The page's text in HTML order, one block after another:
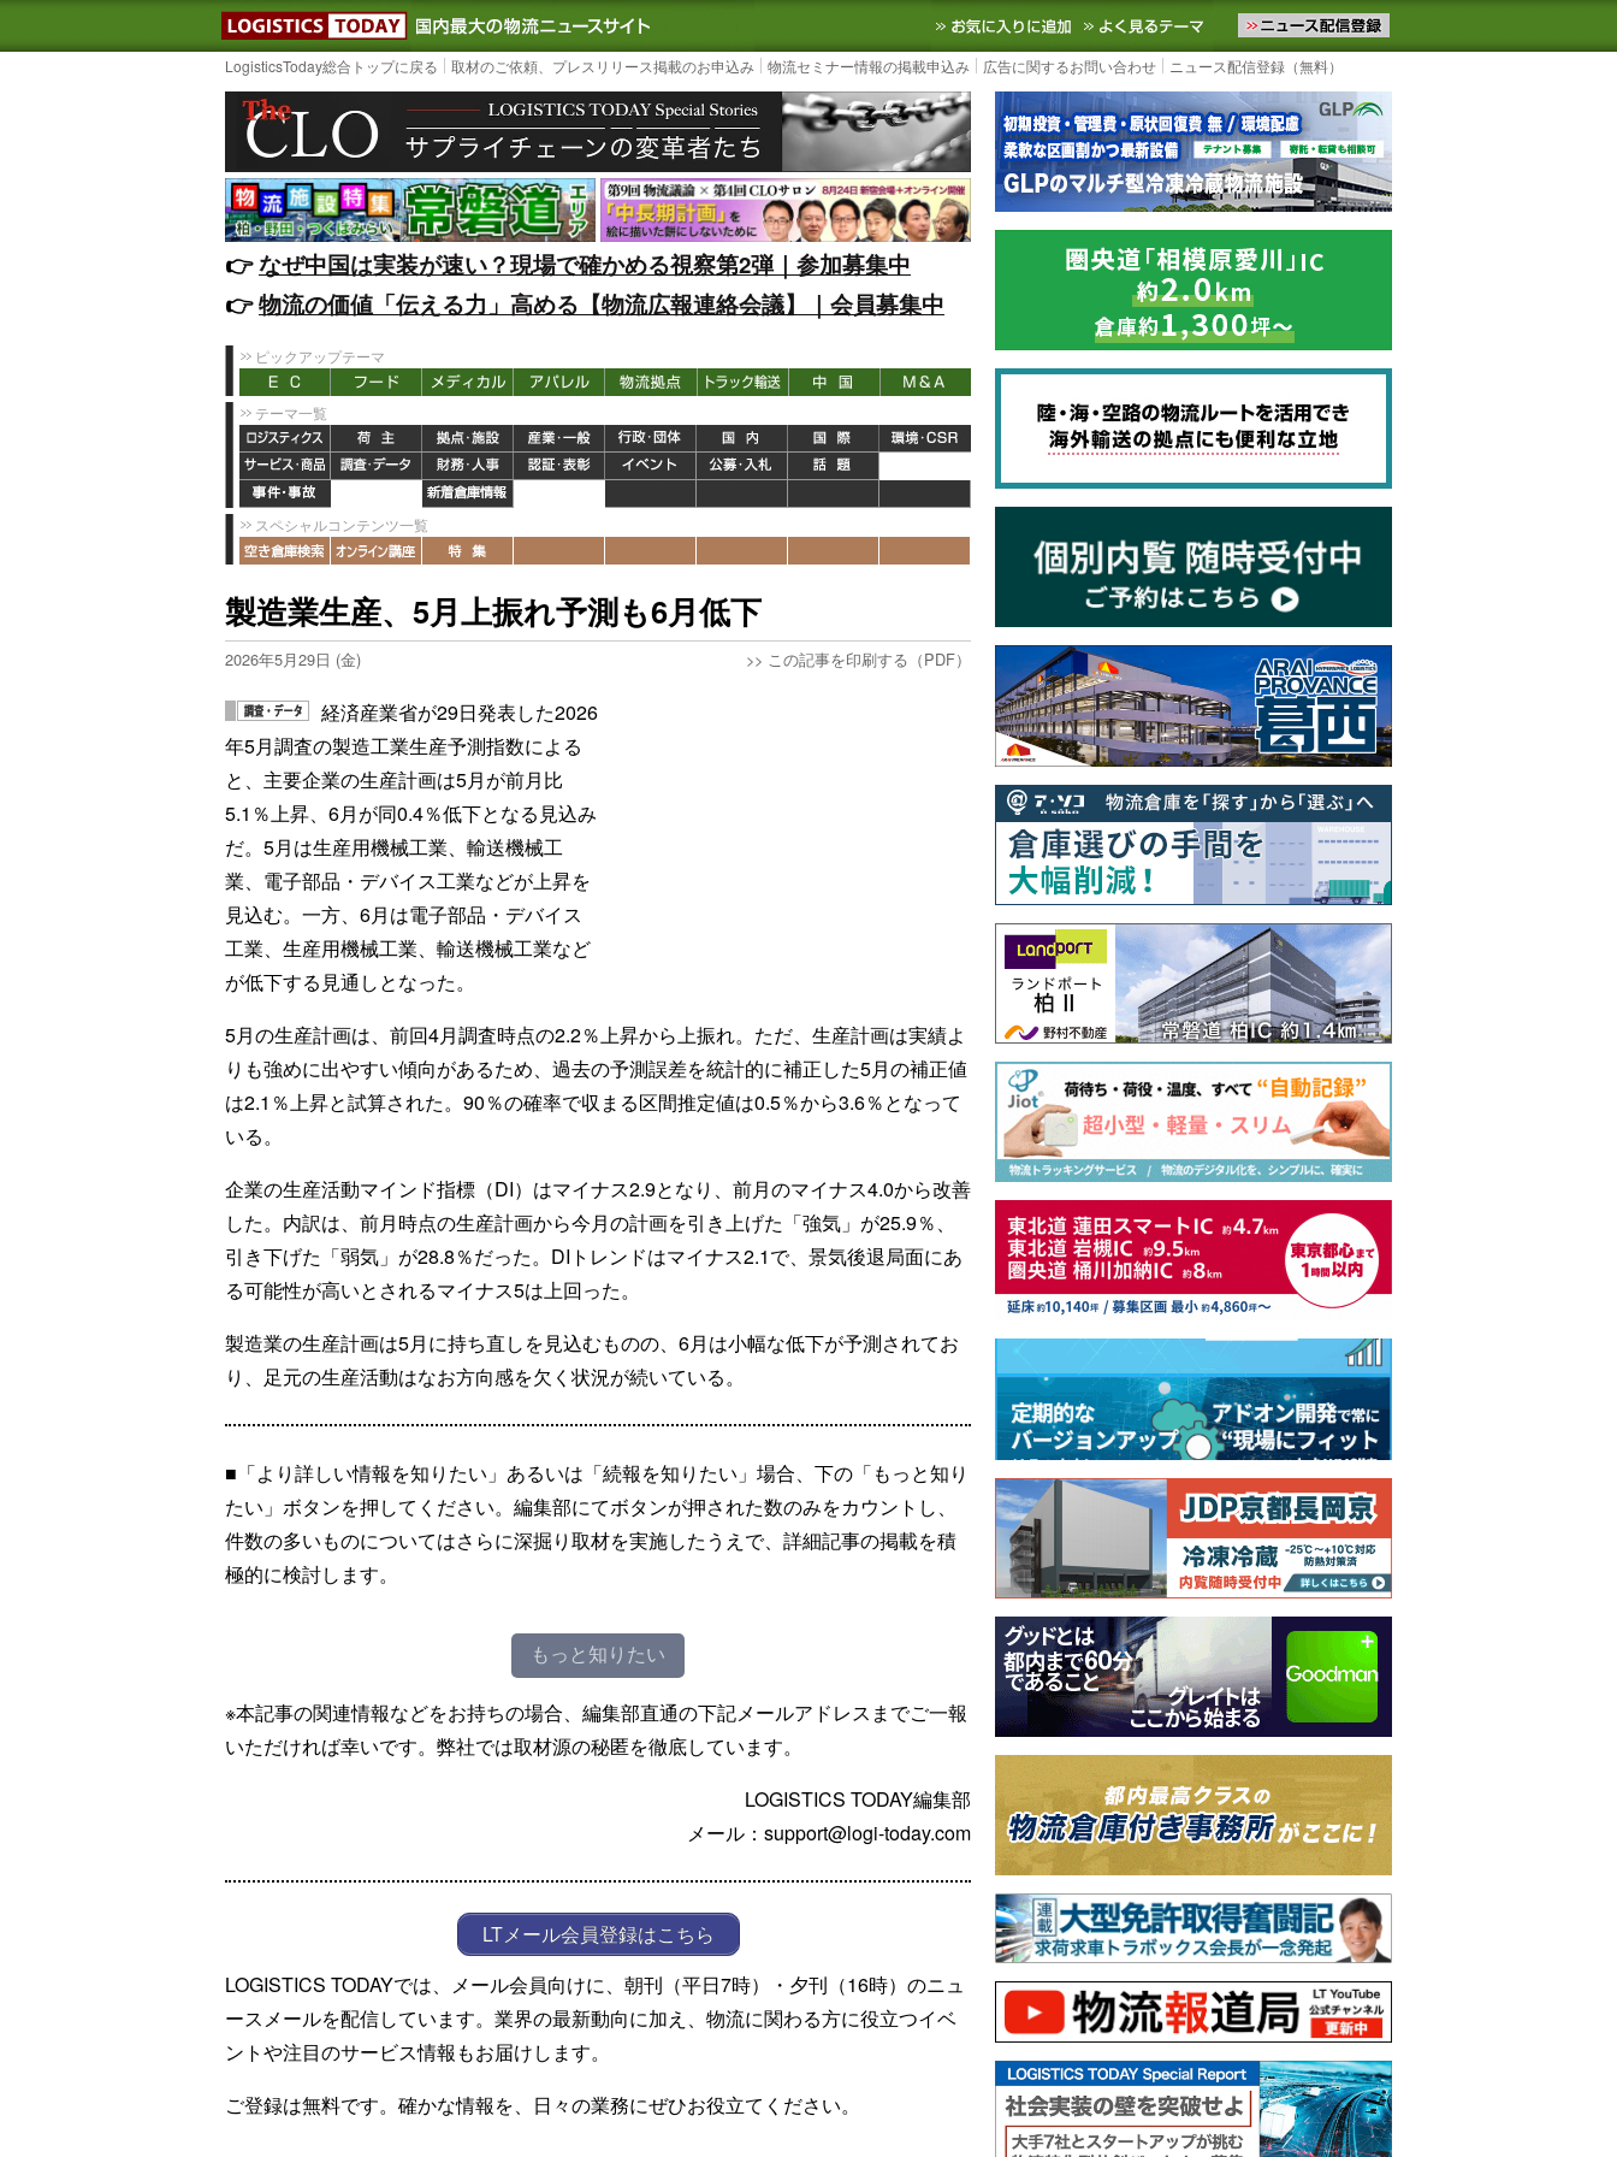
LOGISTICS TODAY｜国内最大の物流ニュースサイト3PL, SCMなど国内外の最新の物流ニュースをお届けします。物流ニュースメール配信を登録す
お気に入りに追加 よく見るテーマ
LogisticsToday総合トップに戻る 取材のご依頼、プレスリリース掲載のお申込み 物流セミナー情報の掲載申込み 広告に関するお問い合わせ ニュース配信登録（無料）
👉️なぜ中国は実装が速い？現場で確かめる視察第2弾｜参加募集中
👉️物流の価値「伝える力」高める【物流広報連絡会議】｜会員募集中
ピックアップテーマ
テーマ一覧
スペシャルコンテンツ一覧
製造業生産、5月上振れ予測も6月低下
2026年5月29日 (金) >> この記事を印刷する（PDF）
経済産業省が29日発表した2026
年5月調査の製造工業生産予測指数による
と、主要企業の生産計画は5月が前月比
5.1％上昇、6月が同0.4％低下となる見込み
だ。5月は生産用機械工業、輸送機械工
業、電子部品・デバイス工業などが上昇を
見込む。一方、6月は電子部品・デバイス
工業、生産用機械工業、輸送機械工業など
が低下する見通しとなった。
5月の生産計画は、前回4月調査時点の2.2％上昇から上振れ。ただ、生産計画は実績よ
りも強めに出やすい傾向があるため、過去の予測誤差を統計的に補正した5月の補正値
は2.1％上昇と試算された。90％の確率で収まる区間推定値は0.5％から3.6％となって
いる。
企業の生産活動マインド指標（DI）はマイナス2.9となり、前月のマイナス4.0から改善
した。内訳は、前月時点の生産計画から今月の計画を引き上げた「強気」が25.9％、
引き下げた「弱気」が28.8％だった。DIトレンドはマイナス2.1で、景気後退局面にあ
る可能性が高いとされるマイナス5は上回った。
製造業の生産計画は5月に持ち直しを見込むものの、6月は小幅な低下が予測されてお
り、足元の生産活動はなお方向感を欠く状況が続いている。
■「より詳しい情報を知りたい」あるいは「続報を知りたい」場合、下の「もっと知り
たい」ボタンを押してください。編集部にてボタンが押された数のみをカウントし、
件数の多いものについてはさらに深掘り取材を実施したうえで、詳細記事の掲載を積
極的に検討します。
もっと知りたい
※本記事の関連情報などをお持ちの場合、編集部直通の下記メールアドレスまでご一報
いただければ幸いです。弊社では取材源の秘匿を徹底しています。
LOGISTICS TODAY編集部
メール：support@logi-today.com
LTメール会員登録はこちら
LOGISTICS TODAYでは、メール会員向けに、朝刊（平日7時）・夕刊（16時）のニュ
ースメールを配信しています。業界の最新動向に加え、物流に関わる方に役立つイベ
ントや注目のサービス情報もお届けします。
ご登録は無料です。確かな情報を、日々の業務にぜひお役立てください。